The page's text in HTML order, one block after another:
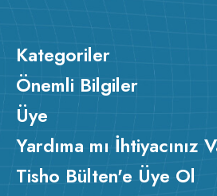
Kategoriler
Önemli Bilgiler
Üye
Yardıma mı İhtiyacınız
Tisho Bülten'e Üye Ol